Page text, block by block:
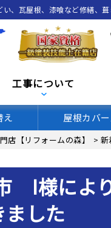
い、瓦屋根、漆喰など修繕
工事について
え 屋根カバ
店【リフォームの森】 > 新
I様によ
ました